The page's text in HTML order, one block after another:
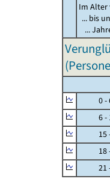
Im Alter
... bis
...
0 -
6 -
15 -
18 -
21 -